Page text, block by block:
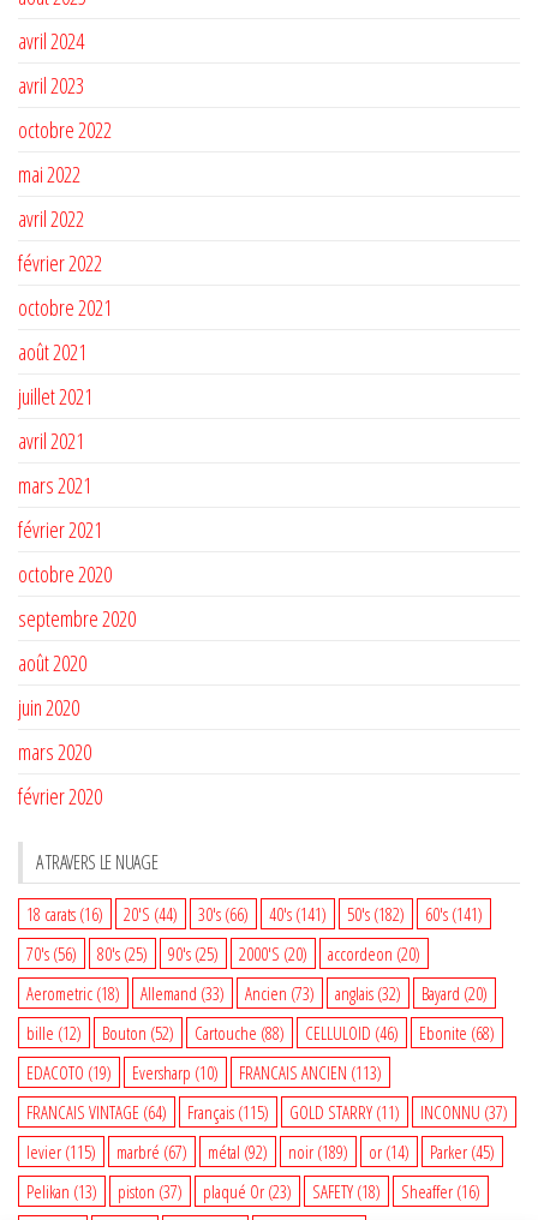
avril 2024
avril 2023
octobre 2022
mai 2022
avril 2022
février 2022
octobre 2021
août 2021
juillet 2021
avril 2021
mars 2021
février 2021
octobre 2020
septembre 2020
août 2020
juin 2020
mars 2020
février 2020
A TRAVERS LE NUAGE
18 carats (16) 20'S (44) 30's (66) 40's (141) 50's (182) 60's (141)
70's (56) 80's (25) 90's (25) 2000'S (20) accordeon (20)
Aerometric (18) Allemand (33) Ancien (73) anglais (32) Bayard (20)
bille (12) Bouton (52) Cartouche (88) CELLULOID (46) Ebonite (68)
EDACOTO (19) Eversharp (10) FRANCAIS ANCIEN (113)
FRANCAIS VINTAGE (64) Français (115) GOLD STARRY (11) INCONNU (37)
levier (115) marbré (67) métal (92) noir (189) or (14) Parker (45)
Pelikan (13) piston (37) plaqué Or (23) SAFETY (18) Sheaffer (16)